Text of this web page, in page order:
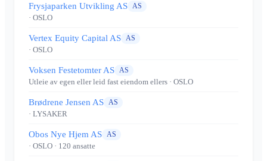
Frysjaparken Utvikling AS AS
· OSLO
Vertex Equity Capital AS AS
· OSLO
Voksen Festetomter AS AS
Utleie av egen eller leid fast eiendom ellers · OSLO
Brødrene Jensen AS AS
· LYSAKER
Obos Nye Hjem AS AS
· OSLO · 120 ansatte